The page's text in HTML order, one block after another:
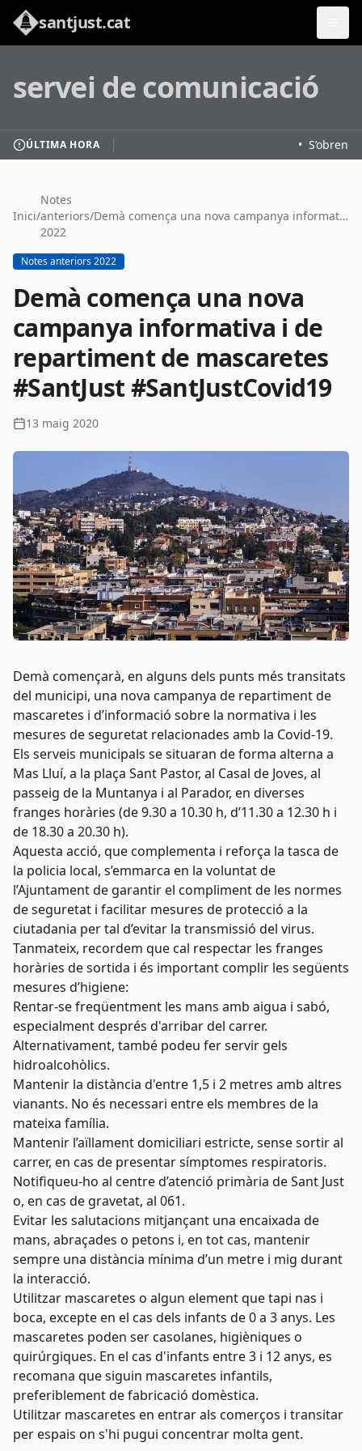
santjust.cat
servei de comunicació
ÚLTIMA HORA S’obren
Inici/
Notes
anteriors
2022
/ Demà comença una nova campanya informativa i de repartiment de mascaretes #SantJust #SantJustCovid19
Notes anteriors 2022
Demà comença una nova
campanya informativa i de
repartiment de mascaretes
#SantJust #SantJustCovid19
13 maig 2020
Demà començarà, en alguns dels punts més transitats
del municipi, una nova campanya de repartiment de
mascaretes i d’informació sobre la normativa i les
mesures de seguretat relacionades amb la Covid-19.
Els serveis municipals se situaran de forma alterna a
Mas Lluí, a la plaça Sant Pastor, al Casal de Joves, al
passeig de la Muntanya i al Parador, en diverses
franges horàries (de 9.30 a 10.30 h, d’11.30 a 12.30 h i
de 18.30 a 20.30 h).
Aquesta acció, que complementa i reforça la tasca de
la policia local, s’emmarca en la voluntat de
l’Ajuntament de garantir el compliment de les normes
de seguretat i facilitar mesures de protecció a la
ciutadania per tal d’evitar la transmissió del virus.
Tanmateix, recordem que cal respectar les franges
horàries de sortida i és important complir les següents
mesures d’higiene:
Rentar-se freqüentment les mans amb aigua i sabó,
especialment després d'arribar del carrer.
Alternativament, també podeu fer servir gels
hidroalcohòlics.
Mantenir la distància d'entre 1,5 i 2 metres amb altres
vianants. No és necessari entre els membres de la
mateixa família.
Mantenir l’aïllament domiciliari estricte, sense sortir al
carrer, en cas de presentar símptomes respiratoris.
Notifiqueu-ho al centre d’atenció primària de Sant Just
o, en cas de gravetat, al 061.
Evitar les salutacions mitjançant una encaixada de
mans, abraçades o petons i, en tot cas, mantenir
sempre una distància mínima d’un metre i mig durant
la interacció.
Utilitzar mascaretes o algun element que tapi nas i
boca, excepte en el cas dels infants de 0 a 3 anys. Les
mascaretes poden ser casolanes, higièniques o
quirúrgiques. En el cas d'infants entre 3 i 12 anys, es
recomana que siguin mascaretes infantils,
preferiblement de fabricació domèstica.
Utilitzar mascaretes en entrar als comerços i transitar
per espais on s'hi pugui concentrar molta gent.